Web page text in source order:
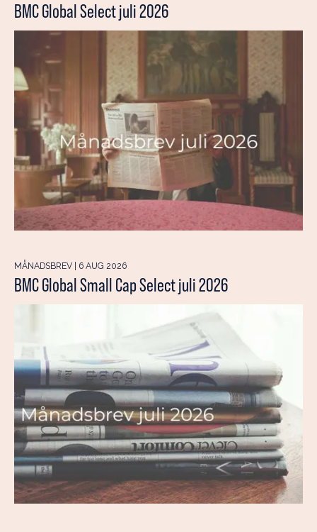
BMC Global Select juli 2026
MÅNADSBREV | 6 AUG 2026
BMC Global Small Cap Select juli 2026